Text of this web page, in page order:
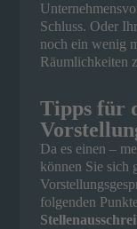
Schluss. Oder
noch ein wenig
Räumlichkeiten
Tipps für
Da es einen –
können Sie sich
folgenden